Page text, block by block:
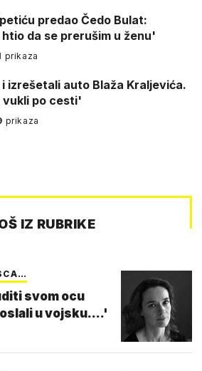
predao Čedo Bulat:
da se prerušim u ženu'
prikaza
izrešetali auto Blaža Kraljevića.
vukli po cesti'
prikaza
IZ RUBRIKE
svom ocu
u vojsku....'